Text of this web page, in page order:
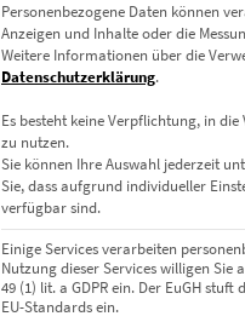
Personenbezogene Daten können
Anzeigen und Inhalte oder die
Weitere Informationen über die
Datenschutzerklärung.
Es besteht keine Verpflichtung, in
zu nutzen.
Sie können Ihre Auswahl jederzeit
Sie, dass aufgrund individueller
verfügbar sind.
Einige Services verarbeiten
Nutzung dieser Services willigen Sie
49 (1) lit. a GDPR ein. Der EuGH
EU-Standards ein.